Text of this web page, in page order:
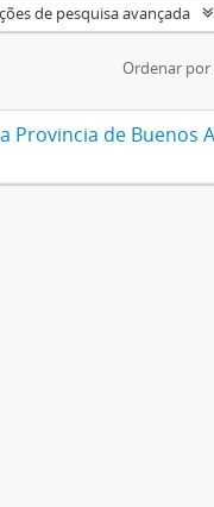
de pesquisa avançada
Ordenar
Provincia de Buenos